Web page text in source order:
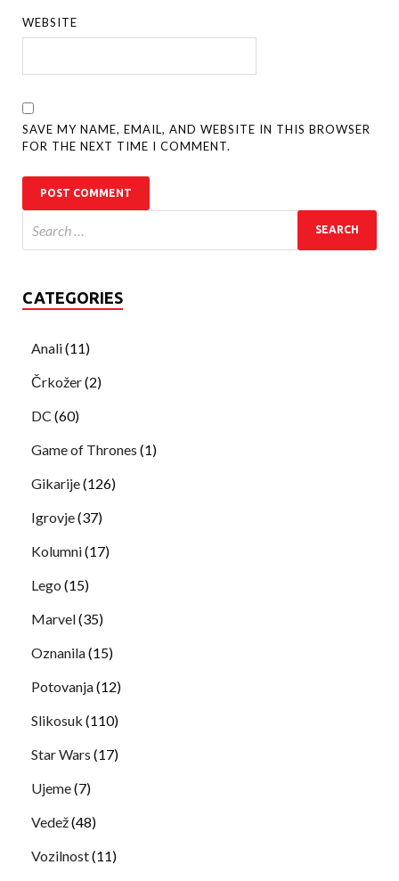
WEBSITE
SAVE MY NAME, EMAIL, AND WEBSITE IN THIS BROWSER
FOR THE NEXT TIME I COMMENT.
CATEGORIES
Anali(11)
Črkožer(2)
DC (60)
Game of Thrones (1)
Gikarije(126)
Igrovje(37)
Kolumni(17)
Lego (15)
Marvel(35)
Oznanila(15)
Potovanja(12)
Slikosuk (110)
Star Wars (17)
Ujeme(7)
Vedež(48)
Vozilnost(11)